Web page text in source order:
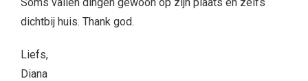
Soms vallen dingen gewoon op zijn plaats en zelfs
dichtbij huis. Thank god.
Liefs,
Diana